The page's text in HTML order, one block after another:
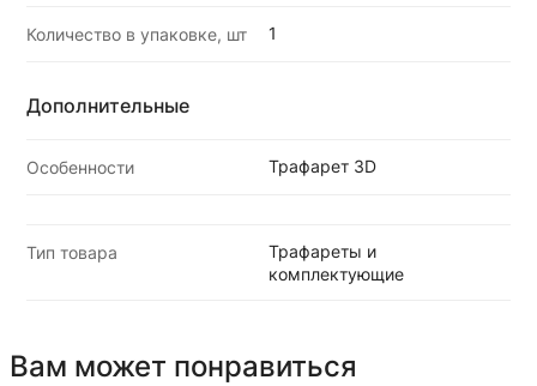
Количество в упаковке, шт 1
Дополнительные
Особенности Трафарет 3D
Тип товара
Трафареты и
комплектующие
Вам может понравиться